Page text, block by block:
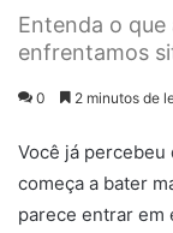
Entenda o
enfrentamos
0 2 minutos de
Você já percebeu
começa a bater
parece entrar em